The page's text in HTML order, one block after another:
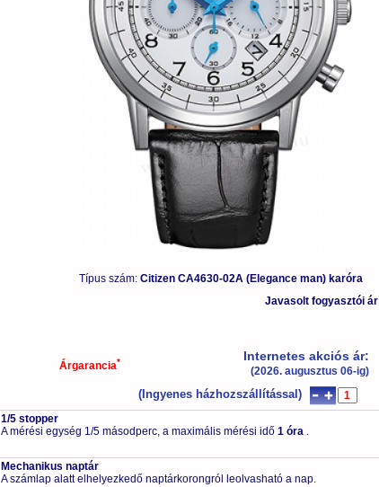
Típus szám: Citizen CA4630-02A (Elegance man) karóra
Javasolt fogyasztói ár
Árgarancia* Internetes akciós ár:
(2026. augusztus 06-ig)
(Ingyenes házhozszállítással)
1/5 stopper
A mérési egység 1/5 másodperc, a maximális mérési idő 1 óra .
Mechanikus naptár
A számlap alatt elhelyezkedő naptárkorongról leolvasható a nap.